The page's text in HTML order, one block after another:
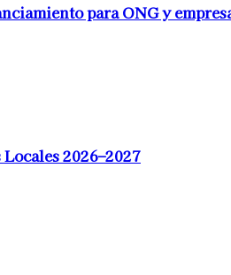
para ONG y
2026–2027